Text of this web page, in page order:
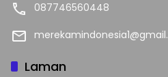
087746560448
Laman